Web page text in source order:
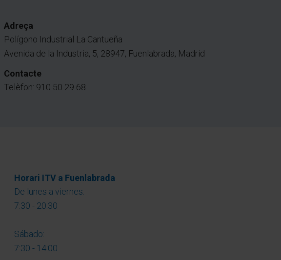
Adreça
Polígono Industrial La Cantueña
Avenida de la Industria, 5, 28947, Fuenlabrada, Madrid
Contacte
Telèfon: 910 50 29 68
Horari ITV a Fuenlabrada
De lunes a viernes:
7:30 - 20:30
Sábado:
7:30 - 14:00